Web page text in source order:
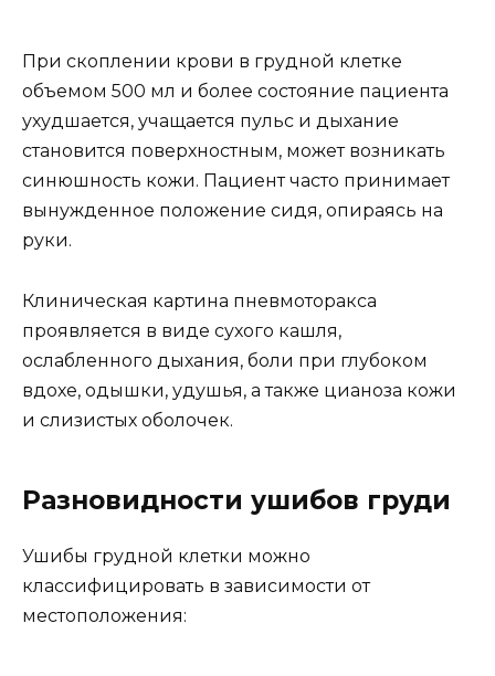
При скоплении крови в грудной клетке
объемом 500 мл и более состояние пациента
ухудшается, учащается пульс и дыхание
становится поверхностным, может возникать
синюшность кожи. Пациент часто принимает
вынужденное положение сидя, опираясь на
руки.
Клиническая картина пневмоторакса
проявляется в виде сухого кашля,
ослабленного дыхания, боли при глубоком
вдохе, одышки, удушья, а также цианоза кожи
и слизистых оболочек.
Разновидности ушибов груди
Ушибы грудной клетки можно
классифицировать в зависимости от
местоположения: